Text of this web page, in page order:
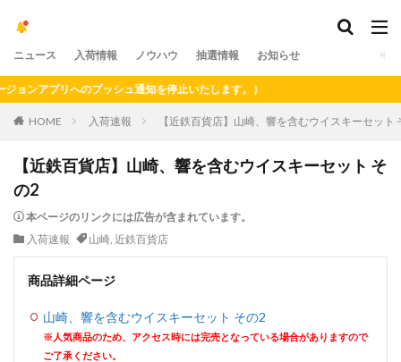
ニュース 入荷情報 ノウハウ 抽選情報 お知らせ
プリへのプッシュ通知を停止いたします。）
HOME 入荷速報 【近鉄百貨店】山崎、響を含むウイスキーセット
【近鉄百貨店】山崎、響を含むウイスキーセット そ
の2
本ページのリンクには広告が含まれています。
入荷速報
山崎, 近鉄百貨店
商品詳細ページ
山崎、響を含むウイスキーセット その2
※人気商品のため、アクセス時には完売となっている場合がありますので
ご了承ください。